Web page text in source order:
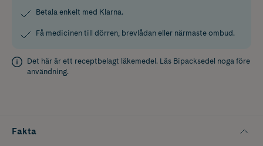
Betala enkelt med Klarna.
Få medicinen till dörren, brevlådan eller närmaste ombud.
Det här är ett receptbelagt läkemedel. Läs Bipacksedel noga före
användning.
Fakta